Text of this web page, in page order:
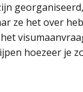
ze het over
hoezeer je